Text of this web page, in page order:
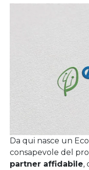
Da qui nasce un
consapevole del
partner affidabile,